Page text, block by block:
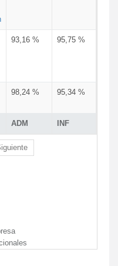
ADM INF
93,16 % 95,75 %
98,24 % 95,34 %